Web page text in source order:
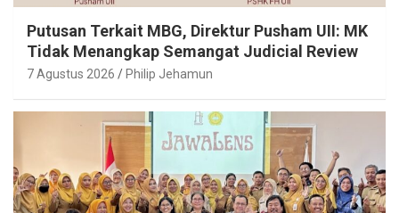
Putusan Terkait MBG, Direktur Pusham UII: MK
Tidak Menangkap Semangat Judicial Review
7 Agustus 2026 Philip Jehamun